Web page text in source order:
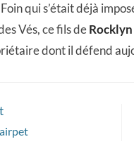
qui s’était déjà
Vés, ce fils deRocklyn
dont il défend